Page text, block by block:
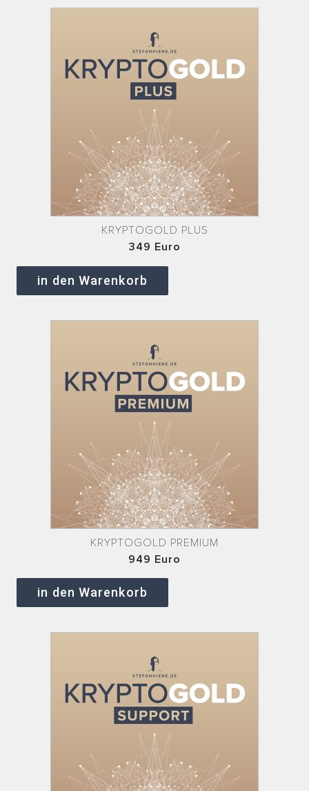
KRYPTOGOLD PLUS
349 Euro
in den Warenkorb
KRYPTOGOLD PREMIUM
949 Euro
in den Warenkorb